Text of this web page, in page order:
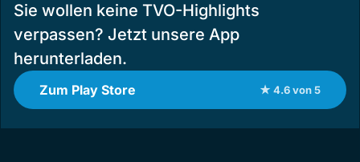
Sie wollen keine TVO-Highlights
verpassen? Jetzt unsere App
herunterladen.
Zum Play Store ★ 4.6 von 5